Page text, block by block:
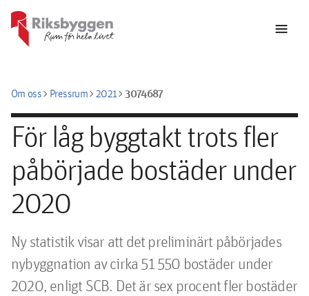
menu
Om osschevron_rightPressrumchevron_right2021chevron_right3074687
För låg byggtakt trots fler
påbörjade bostäder under
2020
Ny statistik visar att det preliminärt påbörjades
nybyggnation av cirka 51 550 bostäder under
2020, enligt SCB. Det är sex procent fler bostäder